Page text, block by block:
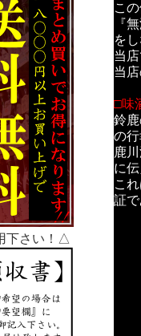
こ
『
を
当
当
□味
鈴
の
鹿
に
こ
証で
下さい！△